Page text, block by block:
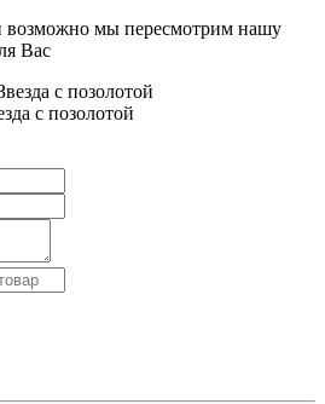
возможно мы пересмотрим нашу
Вас
с позолотой